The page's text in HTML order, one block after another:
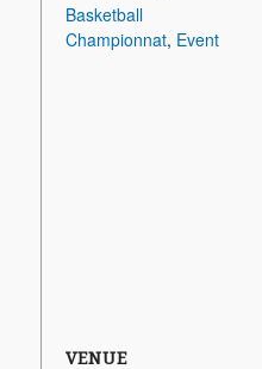
Basketball
Championnat, Event
VENUE